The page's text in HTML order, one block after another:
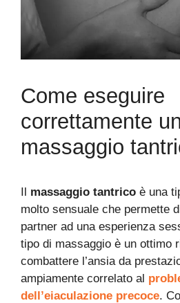
Come eseguire
correttamente
massaggio
Il massaggio tantrico è una
molto sensuale che permette
partner ad una esperienza
tipo di massaggio è un ottimo
combattere l’ansia da
ampiamente correlato al
dell’eiaculazione precoce.